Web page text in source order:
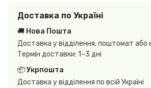
Доставка по Україні
🚚 Нова Пошта
Доставка у відділення, поштомат або
Термін доставки: 1–3 дні
📦 Укрпошта
Доставка у відділення по всій Україні